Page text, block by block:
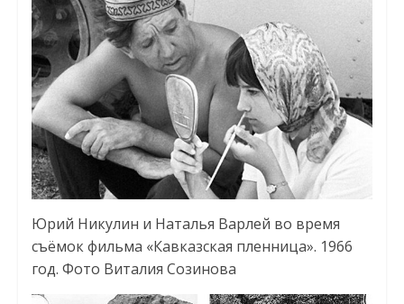
Юрий Никулин и Наталья Варлей во время
съёмок фильма «Кавказская пленница». 1966
год. Фото Виталия Созинова